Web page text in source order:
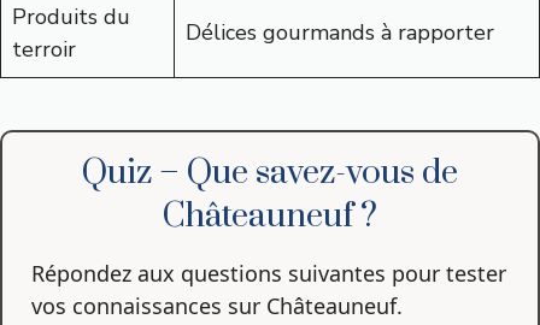
Produits du
terroir
Délices gourmands à rapporter
Quiz – Que savez-vous de
Châteauneuf ?
Répondez aux questions suivantes pour tester
vos connaissances sur Châteauneuf.